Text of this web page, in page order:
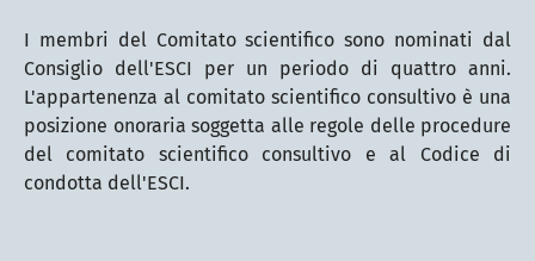
I membri del Comitato scientifico sono nominati dal
Consiglio dell'ESCI per un periodo di quattro anni.
L'appartenenza al comitato scientifico consultivo è una
posizione onoraria soggetta alle regole delle procedure
del comitato scientifico consultivo e al Codice di
condotta dell'ESCI.